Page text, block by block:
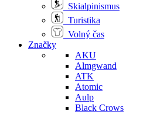
Skialpinismus
Turistika
Volný čas
Značky
AKU
Almgwand
ATK
Atomic
Aulp
Black Crows